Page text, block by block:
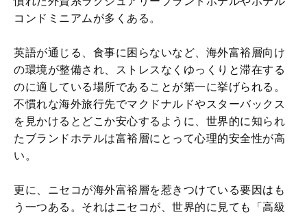
コンドミニアムが多くある。
英語が通じる、食事に困らないなど、海外富裕層向け
の環境が整備され、ストレスなくゆっくりと滞在する
のに適している場所であることが第一に挙げられる。
不慣れな海外旅行先でマクドナルドやスターバックス
を見かけるとどこか安心するように、世界的に知られ
たブランドホテルは富裕層にとって心理的安全性が高
い。
更に、ニセコが海外富裕層を惹きつけている要因はも
う一つある。それはニセコが、世界的に見ても「高級